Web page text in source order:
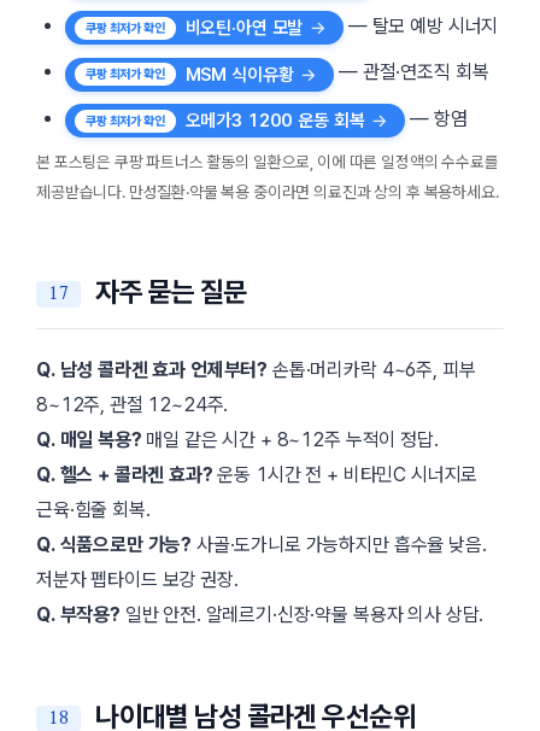
비오틴·아연 모발 — 탈모 예방 시너지
MSM 식이유황 — 관절·연조직 회복
오메가3 1200 운동 회복 — 항염
본 포스팅은 쿠팡 파트너스 활동의 일환으로, 이에 따른 일정액의 수수료를
제공받습니다. 만성질환·약물 복용 중이라면 의료진과 상의 후 복용하세요.
자주 묻는 질문
Q. 남성 콜라겐 효과 언제부터? 손톱·머리카락 4~6주, 피부
8~12주, 관절 12~24주.
Q. 매일 복용? 매일 같은 시간 + 8~12주 누적이 정답.
Q. 헬스 + 콜라겐 효과? 운동 1시간 전 + 비타민C 시너지로
근육·힘줄 회복.
Q. 식품으로만 가능? 사골·도가니로 가능하지만 흡수율 낮음.
저분자 펩타이드 보강 권장.
Q. 부작용? 일반 안전. 알레르기·신장·약물 복용자 의사 상담.
나이대별 남성 콜라겐 우선순위